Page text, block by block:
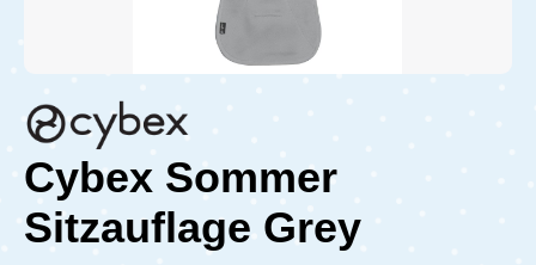
Cybex Sommer
Sitzauflage Grey